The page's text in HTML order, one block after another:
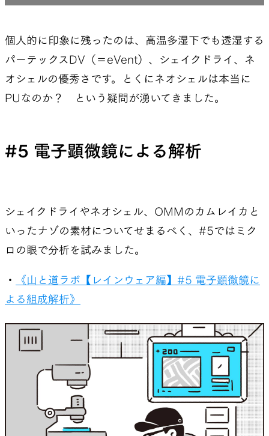
個人的に印象に残ったのは、高温多湿下でも透湿する
パーテックスDV（＝eVent）、シェイクドライ、ネ
オシェルの優秀さです。とくにネオシェルは本当に
PUなのか？ という疑問が湧いてきました。
#5 電子顕微鏡による解析
シェイクドライやネオシェル、OMMのカムレイカと
いったナゾの素材についてせまるべく、#5ではミク
ロの眼で分析を試みました。
・
《山と道ラボ【レインウェア編】#5 電子顕微鏡に
よる組成解析》